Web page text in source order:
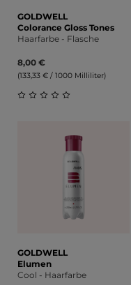
GOLDWELL
Colorance Gloss Tones
Haarfarbe - Flasche
8,00 €
(133,33 € / 1000 Milliliter)
GOLDWELL
Elumen
Cool - Haarfarbe